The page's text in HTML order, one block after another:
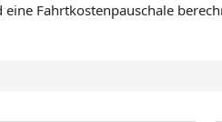
Fahrtkostenpauschale